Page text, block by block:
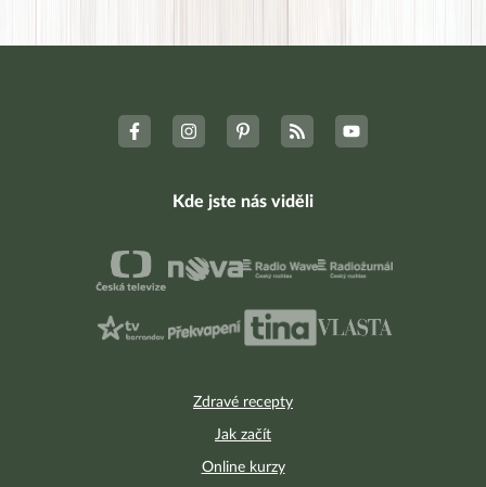
Zdravé recepty
Jak začít
Online kurzy
Kde jste nás viděli